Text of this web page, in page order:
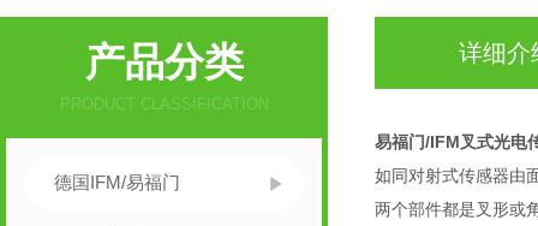
产品分类
PRODUCT CLASSIFICATION
德国IFM/易福门
详细介
易福门/IFM叉式光电
如同对射式传感器由
两个部件都是叉形或